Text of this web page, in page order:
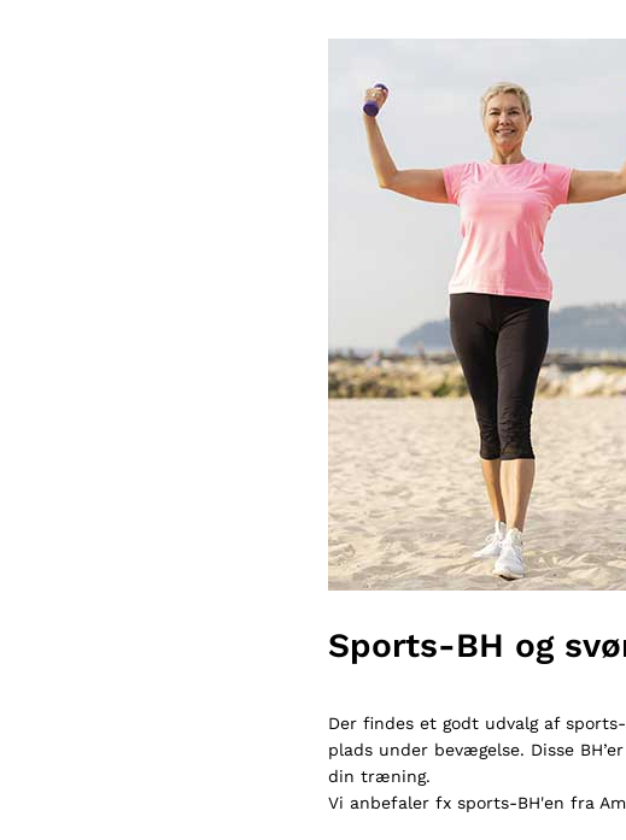
Sports-BH og
Der findes et godt udvalg af
plads under bevægelse. Disse
din træning.
Vi anbefaler fx sports-BH'en fra